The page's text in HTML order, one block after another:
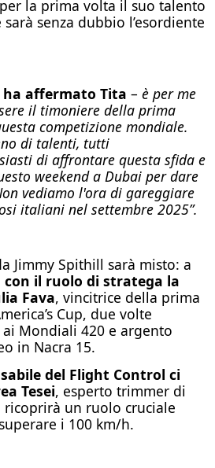
la prima volta il suo talento
senza dubbio l’esordiente
ha affermato Tita – è per me
il timoniere della prima
competizione mondiale.
di talenti, tutti
di affrontare questa sfida e
weekend a Dubai per dare
vediamo l'ora di gareggiare
italiani nel settembre 2025”.
Jimmy Spithill sarà misto: a
con il ruolo di stratega la
Fava, vincitrice della prima
Cup, due volte
Mondiali 420 e argento
in Nacra 15.
del Flight Control ci
Tesei, esperto trimmer di
ricoprirà un ruolo cruciale
i 100 km/h.